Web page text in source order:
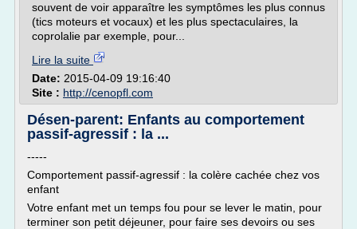
souvent de voir apparaître les symptômes les plus connus
(tics moteurs et vocaux) et les plus spectaculaires, la
coprolalie par exemple, pour...
Lire la suite
Date: 2015-04-09 19:16:40
Site : http://cenopfl.com
Désen-parent: Enfants au comportement
passif-agressif : la ...
-----
Comportement passif-agressif : la colère cachée chez vos
enfant
Votre enfant met un temps fou pour se lever le matin, pour
terminer son petit déjeuner, pour faire ses devoirs ou ses